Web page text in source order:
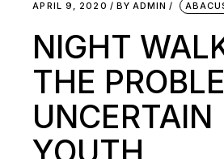
APRIL 9, 2020 BY ADMIN
NIGHT
THE
UNCERTAIN
YOUTH